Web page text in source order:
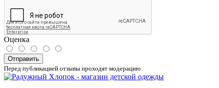
Оценка
Отправить
Перед публикацией отзывы проходят модерацию